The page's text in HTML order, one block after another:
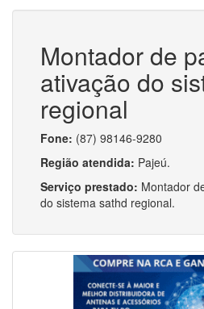
Montador de
ativação do
regional
Fone: (87) 98146-9280
Região atendida: Pajeú.
Serviço prestado: Montador
do sistema sathd regional.